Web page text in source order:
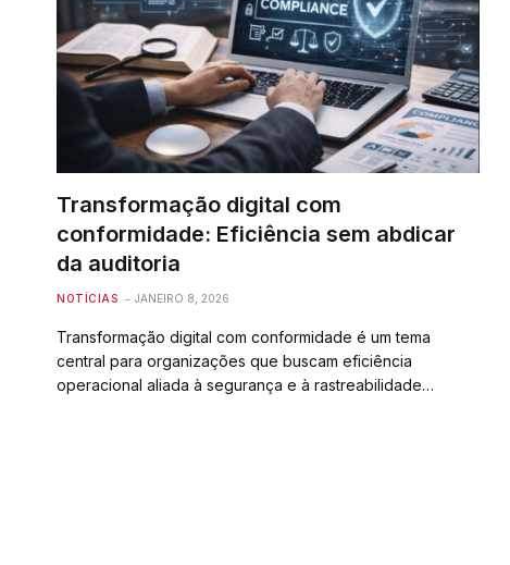
Transformação digital com
conformidade: Eficiência sem abdicar
da auditoria
NOTÍCIAS JANEIRO 8, 2026
Transformação digital com conformidade é um tema
central para organizações que buscam eficiência
operacional aliada à segurança e à rastreabilidade…